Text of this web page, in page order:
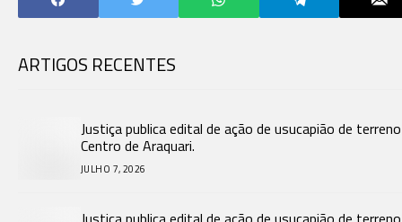
ARTIGOS RECENTES
Justiça publica edital de ação de usucapião de
Centro de Araquari.
JULHO 7, 2026